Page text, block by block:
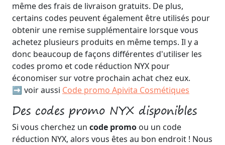
même des frais de livraison gratuits. De plus,
certains codes peuvent également être utilisés pour
obtenir une remise supplémentaire lorsque vous
achetez plusieurs produits en même temps. Il y a
donc beaucoup de façons différentes d'utiliser les
codes promo et code réduction NYX pour
économiser sur votre prochain achat chez eux.
➡️ voir aussi Code promo Apivita Cosmétiques
Des codes promo NYX disponibles
Si vous cherchez un code promo ou un code
réduction NYX, alors vous êtes au bon endroit ! Nous